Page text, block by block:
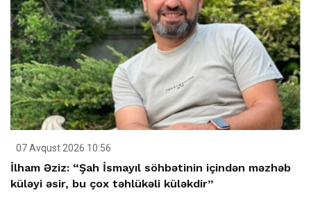
07 Avqust 2026 10:56
İlham Əziz: “Şah İsmayıl söhbətinin içindən məzhəb
küləyi əsir, bu çox təhlükəli küləkdir”